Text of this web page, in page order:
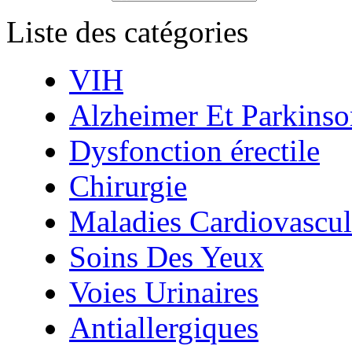
Liste des catégories
VIH
Alzheimer Et
Dysfonction érectile
Chirurgie
Maladies
Soins Des Yeux
Voies Urinaires
Antiallergiques